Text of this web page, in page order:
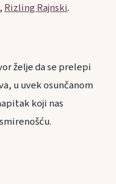
, Rizling Rajnski.
želje da se prelepi
u uvek osunčanom
koji nas